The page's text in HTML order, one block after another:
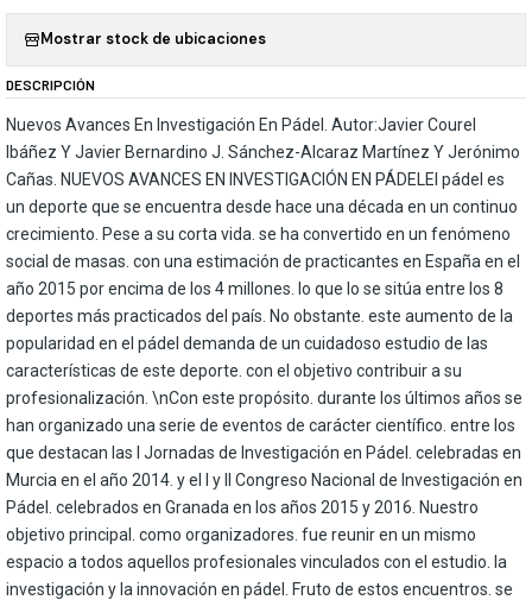
Mostrar stock de ubicaciones
DESCRIPCIÓN
Nuevos Avances En Investigación En Pádel. Autor:Javier Courel
Ibáñez Y Javier Bernardino J. Sánchez-Alcaraz Martínez Y Jerónimo
Cañas. NUEVOS AVANCES EN INVESTIGACIÓN EN PÁDELEl pádel es
un deporte que se encuentra desde hace una década en un continuo
crecimiento. Pese a su corta vida. se ha convertido en un fenómeno
social de masas. con una estimación de practicantes en España en el
año 2015 por encima de los 4 millones. lo que lo se sitúa entre los 8
deportes más practicados del país. No obstante. este aumento de la
popularidad en el pádel demanda de un cuidadoso estudio de las
características de este deporte. con el objetivo contribuir a su
profesionalización. \nCon este propósito. durante los últimos años se
han organizado una serie de eventos de carácter científico. entre los
que destacan las I Jornadas de Investigación en Pádel. celebradas en
Murcia en el año 2014. y el I y II Congreso Nacional de Investigación en
Pádel. celebrados en Granada en los años 2015 y 2016. Nuestro
objetivo principal. como organizadores. fue reunir en un mismo
espacio a todos aquellos profesionales vinculados con el estudio. la
investigación y la innovación en pádel. Fruto de estos encuentros. se